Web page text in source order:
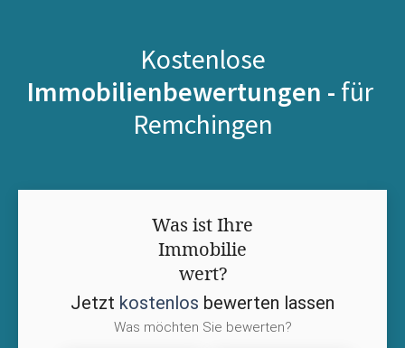
Kostenlose
Immobilienbewertungen - für
Remchingen
Was ist Ihre
Immobilie
wert?
Jetzt kostenlos bewerten lassen
Was möchten Sie bewerten?